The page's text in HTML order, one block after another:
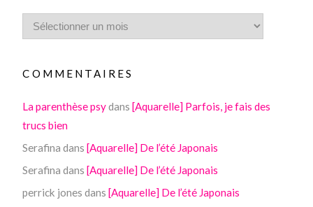
COMMENTAIRES
La parenthèse psydans[Aquarelle] Parfois, je fais des
trucs bien
Serafina dans[Aquarelle] De l’été Japonais
Serafina dans[Aquarelle] De l’été Japonais
perrick jones dans[Aquarelle] De l’été Japonais